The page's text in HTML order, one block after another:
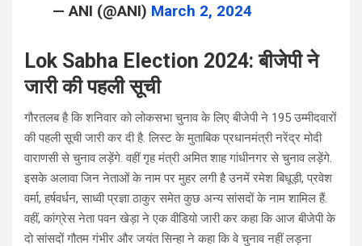
— ANI (@ANI) March 2, 2024
Lok Sabha Election 2024: बीजेपी ने
जारी की पहली सूची
गौरतलब है कि शनिवार को लोकसभा चुनाव के लिए बीजेपी ने 195 उम्मीदवारों
की पहली सूची जारी कर दी है. लिस्ट के मुताबिक प्रधानमंत्री नरेंद्र मोदी
वाराणसी से चुनाव लड़ेंगे. वहीं गृह मंत्री अमित शाह गांधीनगर से चुनाव लड़ेंगे.
इसके अलावा जिन नेताओं के नाम पर मुहर लगी है उनमें रमेश बिधूड़ी, प्रवेश
वर्मा, हर्षवर्धन, साध्वी प्रज्ञा ठाकुर समेत कुछ अन्य सांसदों के नाम शामिल हैं.
वहीं, कांग्रेस नेता पवन खेड़ा ने एक वीडियो जारी कर कहा कि आज बीजेपी के
दो सांसदों गौतम गंभीर और जयंत सिन्हा ने कहा कि वे चुनाव नहीं लड़ना